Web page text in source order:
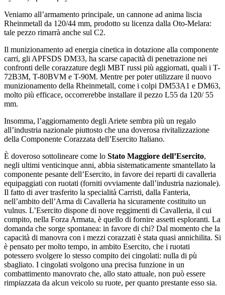
Veniamo all’armamento principale, un cannone ad anima liscia
Rheinmetall da 120/44 mm, prodotto su licenza dalla Oto-Melara:
tale pezzo rimarrà anche sul C2.
Il munizionamento ad energia cinetica in dotazione alla componente
carri, gli APFSDS DM33, ha scarse capacità di penetrazione nei
confronti delle corazzature degli MBT russi più aggiornati, quali i T-
72B3M, T-80BVM e T-90M. Mentre per poter utilizzare il nuovo
munizionamento della Rheinmetall, come i colpi DM53A1 e DM63,
molto più efficace, occorrerebbe installare il pezzo L55 da 120/ 55
mm.
Insomma, l’aggiornamento degli Ariete sembra più un regalo
all’industria nazionale piuttosto che una doverosa rivitalizzazione
della Componente Corazzata dell’Esercito Italiano.
È doveroso sottolineare come lo Stato Maggiore dell’Esercito,
negli ultimi venticinque anni, abbia sistematicamente smantellato la
componente pesante dell’Esercito, in favore dei reparti di cavalleria
equipaggiati con ruotati (forniti ovviamente dall’industria nazionale).
Il fatto di aver trasferito la specialità Carristi, dalla Fanteria,
nell’ambito dell’Arma di Cavalleria ha sicuramente costituito un
vulnus. L’Esercito dispone di nove reggimenti di Cavalleria, il cui
compito, nella Forza Armata, è quello di fornire assetti esploranti. La
domanda che sorge spontanea: in favore di chi? Dal momento che la
capacità di manovra con i mezzi corazzati è stata quasi annichilita. Si
è pensato per molto tempo, in ambito Esercito, che i ruotati
potessero svolgere lo stesso compito dei cingolati: nulla di pù
sbagliato. I cingolati svolgono una precisa funzione in un
combattimento manovrato che, allo stato attuale, non può essere
rimpiazzata da alcun veicolo su ruote, per quanto prestante esso sia.